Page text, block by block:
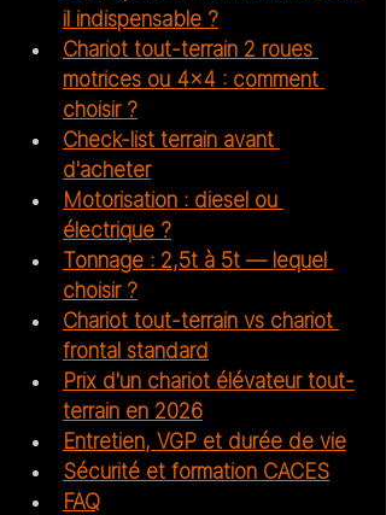
il indispensable ?
Chariot tout-terrain 2 roues
motrices ou 4x4 : comment
choisir ?
Check-list terrain avant
d'acheter
Motorisation : diesel ou
électrique ?
Tonnage : 2,5t à 5t — lequel
choisir ?
Chariot tout-terrain vs chariot
frontal standard
Prix d'un chariot élévateur tout-
terrain en 2026
Entretien, VGP et durée de vie
Sécurité et formation CACES
FAQ